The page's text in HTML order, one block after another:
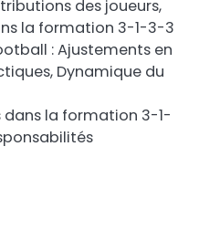
des joueurs,
la formation 3-1-3-3
: Ajustements en
Dynamique du
la formation 3-1-